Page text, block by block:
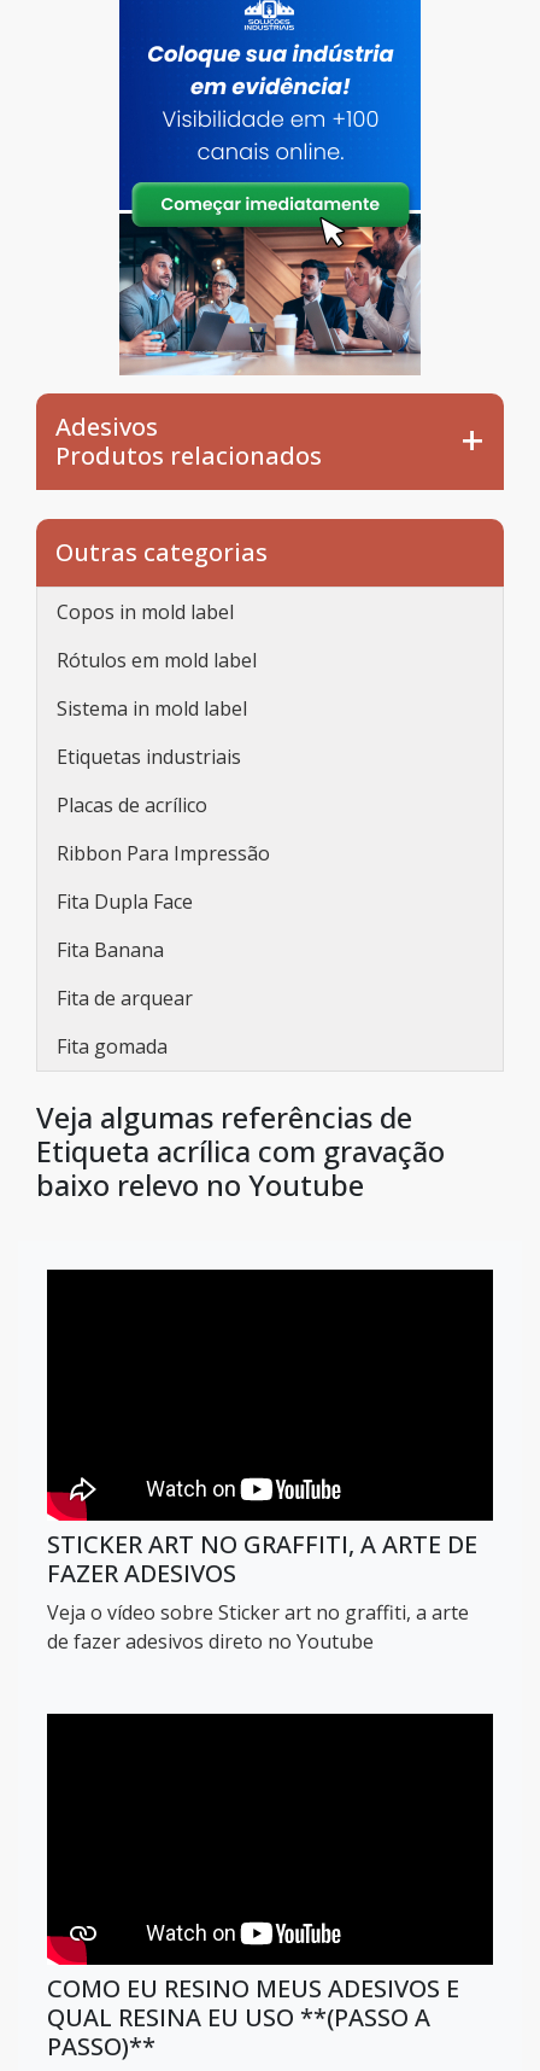
Adesivos
Produtos relacionados
Outras categorias
Copos in mold label
Rótulos em mold label
Sistema in mold label
Etiquetas industriais
Placas de acrílico
Ribbon Para Impressão
Fita Dupla Face
Fita Banana
Fita de arquear
Fita gomada
Veja algumas referências de
Etiqueta acrílica com gravação
baixo relevo no Youtube
STICKER ART NO GRAFFITI, A ARTE DE
FAZER ADESIVOS
Veja o vídeo sobre Sticker art no graffiti, a arte
de fazer adesivos direto no Youtube
COMO EU RESINO MEUS ADESIVOS E
QUAL RESINA EU USO **(PASSO A
PASSO)**